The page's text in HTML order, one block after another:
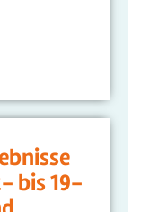
bis 19-